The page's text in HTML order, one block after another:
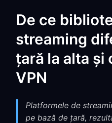
De ce
streaming
țară la alta și
VPN
Platformele de
pe bază de țară,